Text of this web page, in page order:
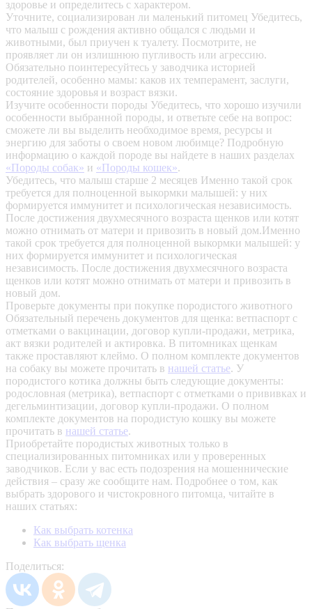
здоровье и определитесь с характером.
Уточните, социализирован ли маленький питомец Убедитесь,
что малыш с рождения активно общался с людьми и
животными, был приучен к туалету. Посмотрите, не
проявляет ли он излишнюю пугливость или агрессию.
Обязательно поинтересуйтесь у заводчика историей
родителей, особенно мамы: каков их темперамент, заслуги,
состояние здоровья и возраст вязки.
Изучите особенности породы Убедитесь, что хорошо изучили
особенности выбранной породы, и ответьте себе на вопрос:
сможете ли вы выделить необходимое время, ресурсы и
энергию для заботы о своем новом любимце? Подробную
информацию о каждой породе вы найдете в наших разделах
«Породы собак» и «Породы кошек».
Убедитесь, что малыш старше 2 месяцев Именно такой срок
требуется для полноценной выкормки малышей: у них
формируется иммунитет и психологическая независимость.
После достижения двухмесячного возраста щенков или котят
можно отнимать от матери и привозить в новый дом.Именно
такой срок требуется для полноценной выкормки малышей: у
них формируется иммунитет и психологическая
независимость. После достижения двухмесячного возраста
щенков или котят можно отнимать от матери и привозить в
новый дом.
Проверьте документы при покупке породистого животного
Обязательный перечень документов для щенка: ветпаспорт с
отметками о вакцинации, договор купли-продажи, метрика,
акт вязки родителей и актировка. В питомниках щенкам
также проставляют клеймо. О полном комплекте документов
на собаку вы можете прочитать в нашей статье. У
породистого котика должны быть следующие документы:
родословная (метрика), ветпаспорт с отметками о прививках и
дегельминтизации, договор купли-продажи. О полном
комплекте документов на породистую кошку вы можете
прочитать в нашей статье.
Приобретайте породистых животных только в
специализированных питомниках или у проверенных
заводчиков. Если у вас есть подозрения на мошеннические
действия – сразу же сообщите нам. Подробнее о том, как
выбрать здорового и чистокровного питомца, читайте в
наших статьях:
Как выбрать котенка
Как выбрать щенка
Поделиться: